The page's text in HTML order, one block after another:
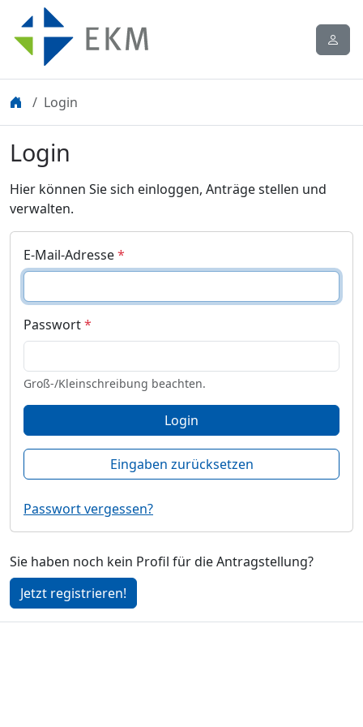
Login
Login
Hier können Sie sich einloggen, Anträge stellen und
verwalten.
E-Mail-Adresse*
Passwort*
Groß-/Kleinschreibung beachten.
Login
Eingaben zurücksetzen
Passwort vergessen?
Sie haben noch kein Profil für die Antragstellung?
Jetzt registrieren!